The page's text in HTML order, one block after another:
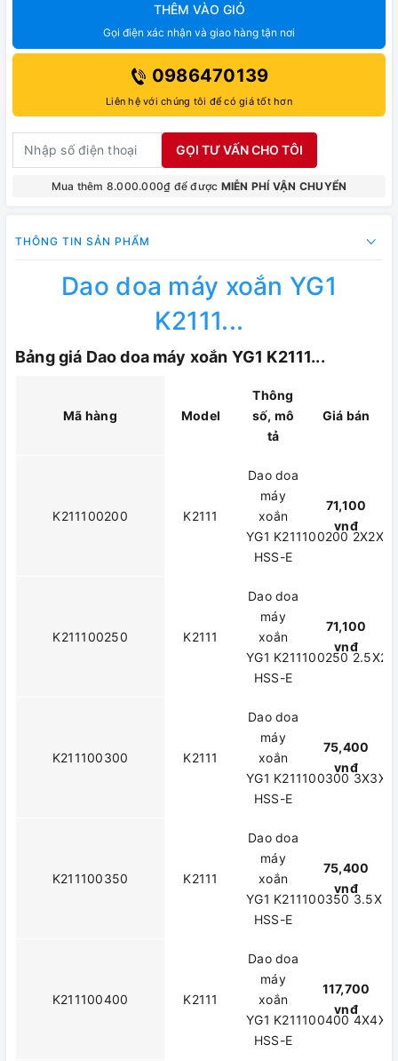
THÊM VÀO GIỎ
Gọi điện xác nhận và giao hàng tận nơi
0986470139
Liên hệ với chúng tôi để có giá tốt hơn
GỌI TƯ VẤN CHO TÔI
Mua thêm 8.000.000₫ để được MIỄN PHÍ VẬN CHUYỂN
THÔNG TIN SẢN PHẨM
Dao doa máy xoắn YG1
K2111...
Bảng giá Dao doa máy xoắn YG1 K2111...
Mã hàng Model
Thông
số, mô
tả
Giá bán
K211100200 K2111
Dao doa
máy
xoắn
YG1 K211100200
HSS-E
71,100
vnđ
K211100250 K2111
Dao doa
máy
xoắn
YG1 K211100250
HSS-E
71,100
vnđ
K211100300 K2111
Dao doa
máy
xoắn
YG1 K211100300
HSS-E
75,400
vnđ
K211100350 K2111
Dao doa
máy
xoắn
YG1 K211100350
HSS-E
75,400
vnđ
K211100400 K2111
Dao doa
máy
xoắn
YG1 K211100400
HSS-E
117,700
vnđ